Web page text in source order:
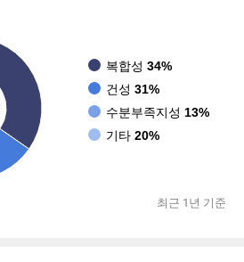
복합성 34%
건성 31%
수분부족지성 13%
기타 20%
최근 1년 기준